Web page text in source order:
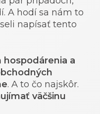
A hodí sa nám to
napísať tento
hospodárenia a
. A to čo najskôr.
väčšinu